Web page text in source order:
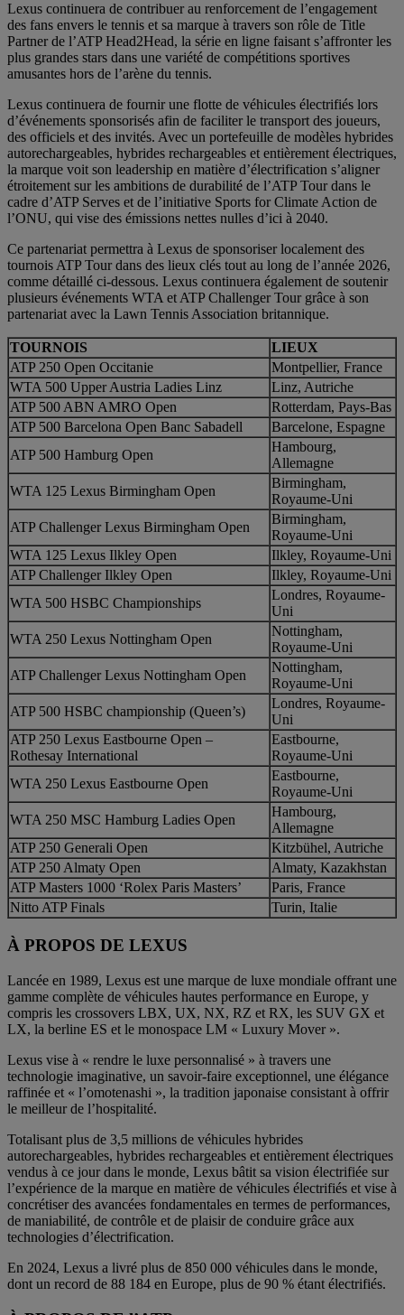
Lexus continuera de contribuer au renforcement de l’engagement
des fans envers le tennis et sa marque à travers son rôle de Title
Partner de l’ATP Head2Head, la série en ligne faisant s’affronter les
plus grandes stars dans une variété de compétitions sportives
amusantes hors de l’arène du tennis.
Lexus continuera de fournir une flotte de véhicules électrifiés lors
d’événements sponsorisés afin de faciliter le transport des joueurs,
des officiels et des invités. Avec un portefeuille de modèles hybrides
autorechargeables, hybrides rechargeables et entièrement électriques,
la marque voit son leadership en matière d’électrification s’aligner
étroitement sur les ambitions de durabilité de l’ATP Tour dans le
cadre d’ATP Serves et de l’initiative Sports for Climate Action de
l’ONU, qui vise des émissions nettes nulles d’ici à 2040.
Ce partenariat permettra à Lexus de sponsoriser localement des
tournois ATP Tour dans des lieux clés tout au long de l’année 2026,
comme détaillé ci-dessous. Lexus continuera également de soutenir
plusieurs événements WTA et ATP Challenger Tour grâce à son
partenariat avec la Lawn Tennis Association britannique.
TOURNOIS
LIEUX
ATP 250 Open Occitanie
Montpellier, France
WTA 500 Upper Austria Ladies Linz
Linz, Autriche
ATP 500 ABN AMRO Open
Rotterdam, Pays-Bas
ATP 500 Barcelona Open Banc Sabadell
Barcelone, Espagne
ATP 500 Hamburg Open
Hambourg,
Allemagne
WTA 125 Lexus Birmingham Open
Birmingham,
Royaume-Uni
ATP Challenger Lexus Birmingham Open
Birmingham,
Royaume-Uni
WTA 125 Lexus Ilkley Open
Ilkley, Royaume-Uni
ATP Challenger Ilkley Open
Ilkley, Royaume-Uni
WTA 500 HSBC Championships
Londres, Royaume-
Uni
WTA 250 Lexus Nottingham Open
Nottingham,
Royaume-Uni
ATP Challenger Lexus Nottingham Open
Nottingham,
Royaume-Uni
ATP 500 HSBC championship (Queen’s)
Londres, Royaume-
Uni
ATP 250 Lexus Eastbourne Open –
Rothesay International
Eastbourne,
Royaume-Uni
WTA 250 Lexus Eastbourne Open
Eastbourne,
Royaume-Uni
WTA 250 MSC Hamburg Ladies Open
Hambourg,
Allemagne
ATP 250 Generali Open
Kitzbühel, Autriche
ATP 250 Almaty Open
Almaty, Kazakhstan
ATP Masters 1000 ‘Rolex Paris Masters’
Paris, France
Nitto ATP Finals
Turin, Italie
À PROPOS DE LEXUS
Lancée en 1989, Lexus est une marque de luxe mondiale offrant une
gamme complète de véhicules hautes performance en Europe, y
compris les crossovers LBX, UX, NX, RZ et RX, les SUV GX et
LX, la berline ES et le monospace LM « Luxury Mover ».
Lexus vise à « rendre le luxe personnalisé » à travers une
technologie imaginative, un savoir-faire exceptionnel, une élégance
raffinée et « l’omotenashi », la tradition japonaise consistant à offrir
le meilleur de l’hospitalité.
Totalisant plus de 3,5 millions de véhicules hybrides
autorechargeables, hybrides rechargeables et entièrement électriques
vendus à ce jour dans le monde, Lexus bâtit sa vision électrifiée sur
l’expérience de la marque en matière de véhicules électrifiés et vise à
concrétiser des avancées fondamentales en termes de performances,
de maniabilité, de contrôle et de plaisir de conduire grâce aux
technologies d’électrification.
En 2024, Lexus a livré plus de 850 000 véhicules dans le monde,
dont un record de 88 184 en Europe, plus de 90 % étant électrifiés.